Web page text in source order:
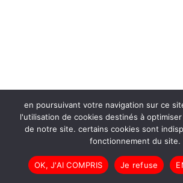
en poursuivant votre navigation sur ce
l'utilisation de cookies destinés à
de notre site. certains cookies sont
fonctionnement du site.
OK, J'AI COMPRIS Je refuse